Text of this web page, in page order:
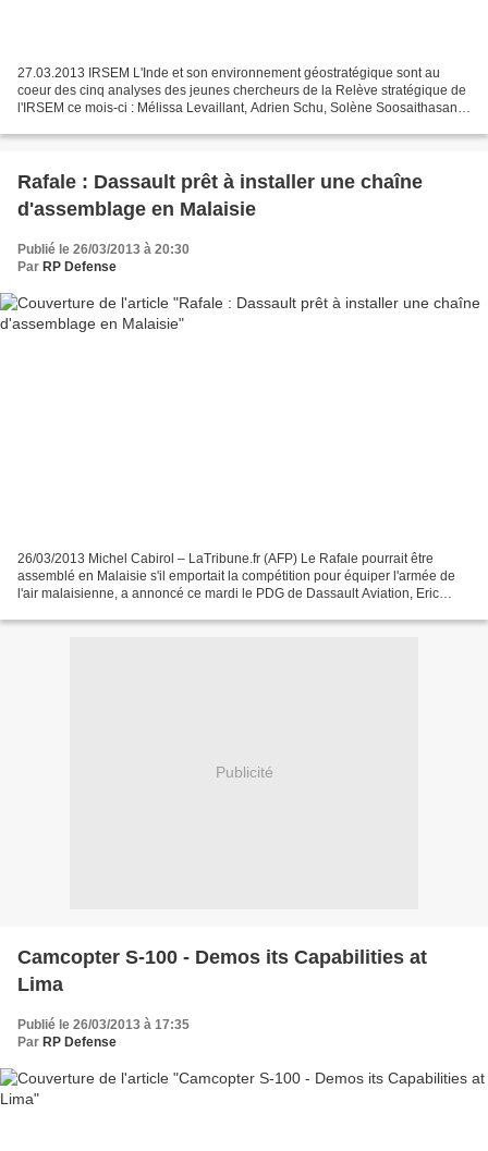
27.03.2013 IRSEM L'Inde et son environnement géostratégique sont au
coeur des cinq analyses des jeunes chercheurs de la Relève stratégique de
l'IRSEM ce mois-ci : Mélissa Levaillant, Adrien Schu, Solène Soosaithasan
Rafale : Dassault prêt à installer une chaîne
d'assemblage en Malaisie
Publié le 26/03/2013 à 20:30
Par RP Defense
26/03/2013 Michel Cabirol – LaTribune.fr (AFP) Le Rafale pourrait être
assemblé en Malaisie s'il emportait la compétition pour équiper l'armée de
l'air malaisienne, a annoncé ce mardi le PDG de Dassault Aviation, Eric
Publicité
Camcopter S-100 - Demos its Capabilities at
Lima
Publié le 26/03/2013 à 17:35
Par RP Defense